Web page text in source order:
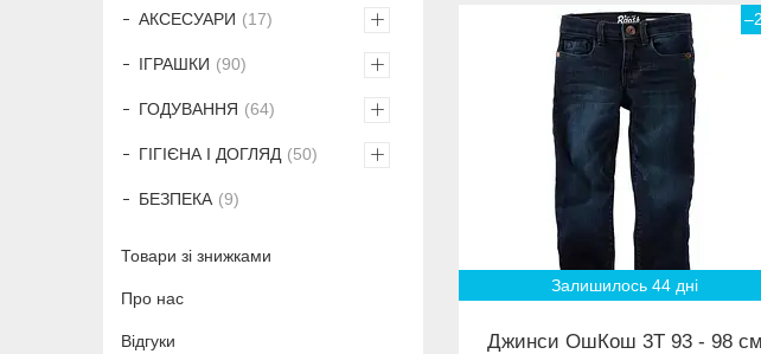
Залишилось 44 дні
Джинси ОшКош 3Т 93 - 98 см
АКСЕСУАРИ 17
ІГРАШКИ 90
ГОДУВАННЯ 64
ГІГІЄНА І ДОГЛЯД 50
БЕЗПЕКА 9
Товари зі знижками
Про нас
Відгуки